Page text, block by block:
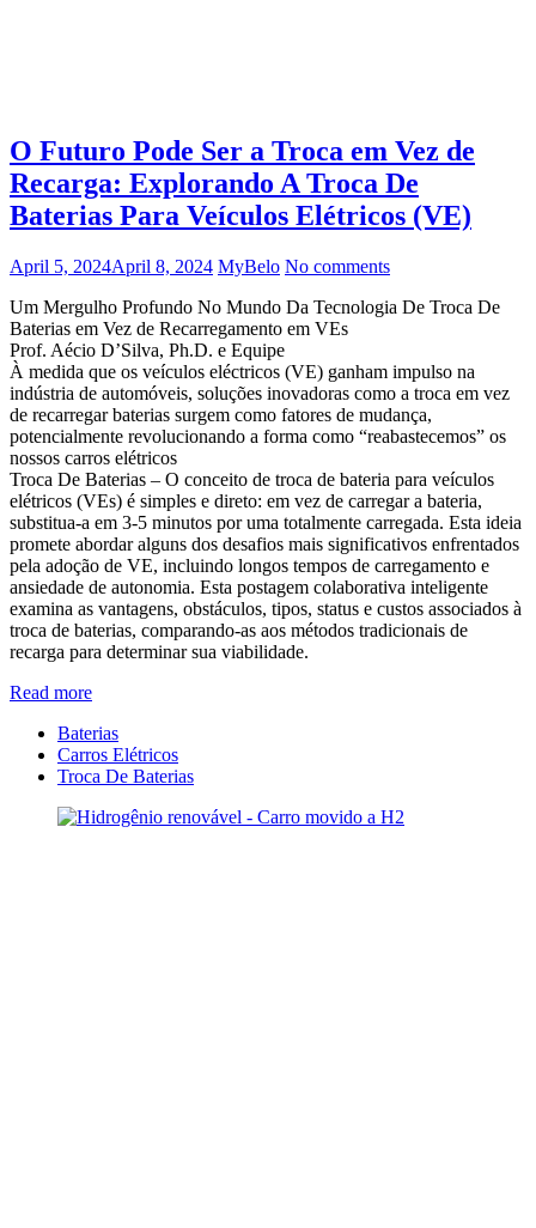
O Futuro Pode Ser a Troca em Vez de
Recarga: Explorando A Troca De
Baterias Para Veículos Elétricos (VE)
April 5, 2024April 8, 2024 MyBelo No comments
Um Mergulho Profundo No Mundo Da Tecnologia De Troca De
Baterias em Vez de Recarregamento em VEs
Prof. Aécio D’Silva, Ph.D. e Equipe
À medida que os veículos eléctricos (VE) ganham impulso na
indústria de automóveis, soluções inovadoras como a troca em vez
de recarregar baterias surgem como fatores de mudança,
potencialmente revolucionando a forma como “reabastecemos” os
nossos carros elétricos
Troca De Baterias – O conceito de troca de bateria para veículos
elétricos (VEs) é simples e direto: em vez de carregar a bateria,
substitua-a em 3-5 minutos por uma totalmente carregada. Esta ideia
promete abordar alguns dos desafios mais significativos enfrentados
pela adoção de VE, incluindo longos tempos de carregamento e
ansiedade de autonomia. Esta postagem colaborativa inteligente
examina as vantagens, obstáculos, tipos, status e custos associados à
troca de baterias, comparando-as aos métodos tradicionais de
recarga para determinar sua viabilidade.
Read more
Baterias
Carros Elétricos
Troca De Baterias